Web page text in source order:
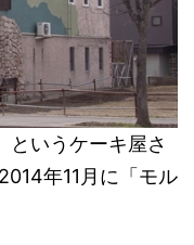
というケーキ屋さ
年11月に「モル